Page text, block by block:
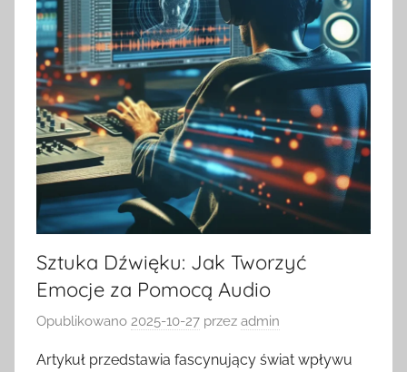
Sztuka Dźwięku: Jak Tworzyć
Emocje za Pomocą Audio
Opublikowano 2025-10-27 przez admin
Artykuł przedstawia fascynujący świat wpływu